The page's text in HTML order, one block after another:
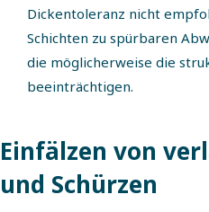
Dickentoleranz nicht
Schichten zu spürbaren
die möglicherweise die
beeinträchtigen.
Einfälzen von
und Schürzen